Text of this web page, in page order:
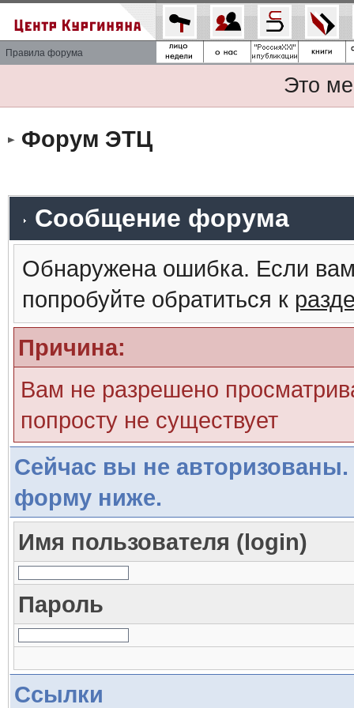
Правила форума
Это
Форум ЭТЦ
Сообщение форума
Обнаружена ошибка. Если
попробуйте обратиться к
Причина:
Вам не разрешено
попросту не существует
Сейчас вы не авторизованы.
форму ниже.
Имя пользователя (login)
Пароль
Ссылки